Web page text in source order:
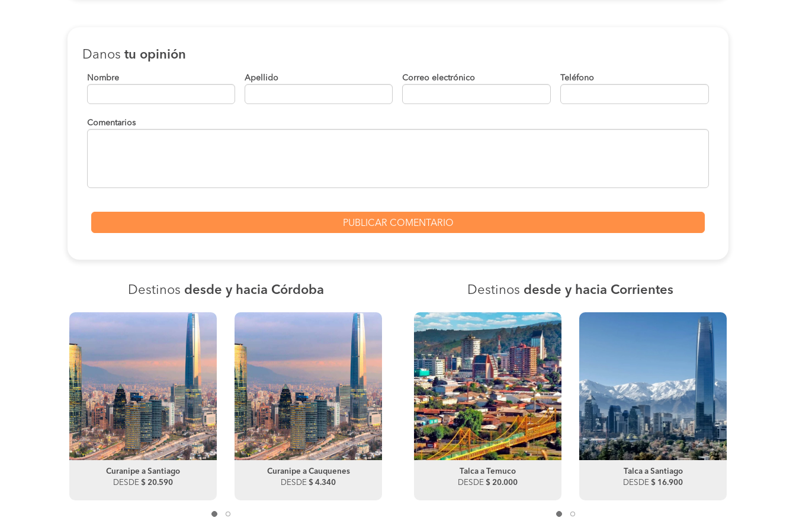
Danos tu opinión
Nombre Apellido Correo electrónico Teléfono
Comentarios
Destinos desde y hacia Córdoba
Curanipe a Santiago
DESDE $ 20.590
Curanipe a Cauquenes
DESDE $ 4.340
Curanipe a San Javier
DESDE$ 10.840
Curanipe a Santiago
DESDE$ 20.590
Destinos desde y hacia Corrientes
Talca a Santiago
DESDE$ 16.900
Talca a San Fernando
DESDE$ 12.600
Talca a Temuco
DESDE $ 20.000
Talca a Santiago
DESDE $ 16.900